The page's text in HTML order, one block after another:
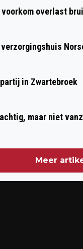
overlast
in Zwartebroek
maar niet
Meer